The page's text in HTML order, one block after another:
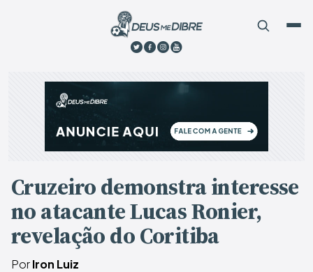
Cruzeiro demonstra interesse
no atacante Lucas Ronier,
revelação do Coritiba
PorIron Luiz